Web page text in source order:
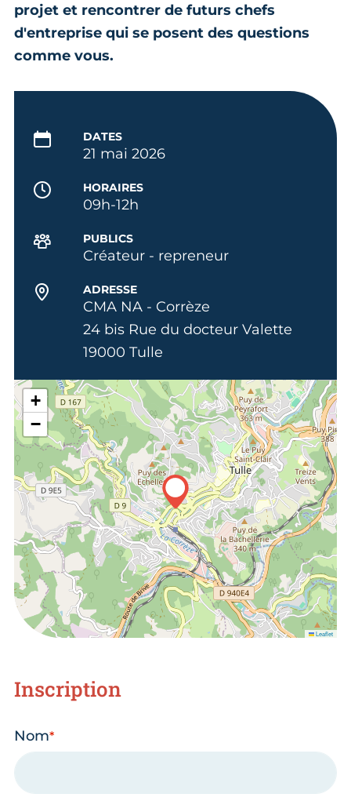
projet et rencontrer de futurs chefs
d'entreprise qui se posent des questions
comme vous.
DATES
21 mai 2026
HORAIRES
09h-12h
PUBLICS
Créateur - repreneur
ADRESSE
CMA NA - Corrèze
24 bis Rue du docteur Valette
19000 Tulle
+
−
Leaflet
Inscription
Nom